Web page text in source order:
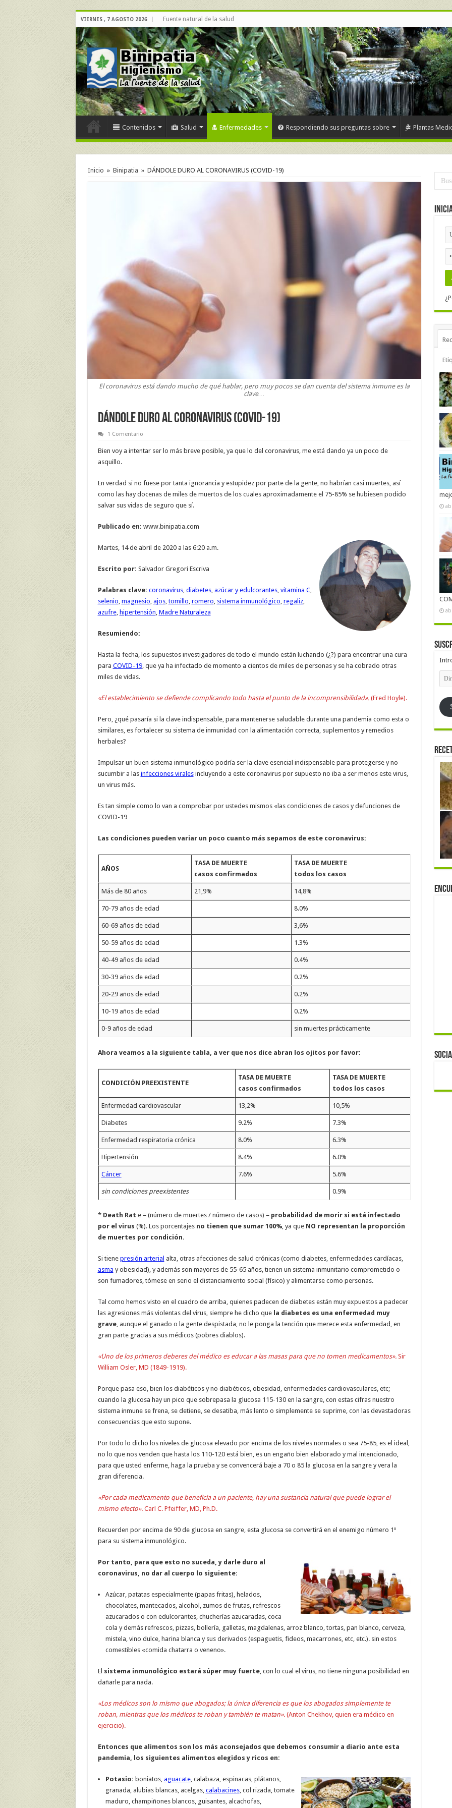
VIERNES , 7 AGOSTO 2026 Fuente natural de la salud
Contenidos Salud Enfermedades Respondiendo sus preguntas sobre Plantas
Inicio » Binipatia » DÁNDOLE DURO AL CORONAVIRUS (COVID-19)
El coronavirus está dando mucho de qué hablar, pero muy pocos se dan cuenta del sistema inmune es la
clave…
DÁNDOLE DURO AL CORONAVIRUS (COVID-19)
1 Comentario
Bien voy a intentar ser lo más breve posible, ya que lo del coronavirus, me está dando ya un poco de
asquillo.
En verdad si no fuese por tanta ignorancia y estupidez por parte de la gente, no habrían casi muertes, así
como las hay docenas de miles de muertos de los cuales aproximadamente el 75-85% se hubiesen podido
salvar sus vidas de seguro que sí.
Publicado en: www.binipatia.com
Martes, 14 de abril de 2020 a las 6:20 a.m.
Escrito por: Salvador Gregori Escriva
Palabras clave: coronavirus, diabetes, azúcar y edulcorantes, vitamina C,
selenio, magnesio, ajos,tomillo, romero, sistema inmunológico, regaliz,
azufre, hipertensión, Madre Naturaleza
Resumiendo:
Hasta la fecha, los supuestos investigadores de todo el mundo están luchando (¿?) para encontrar una cura
para COVID-19, que ya ha infectado de momento a cientos de miles de personas y se ha cobrado otras
miles de vidas.
«El establecimiento se defiende complicando todo hasta el punto de la incomprensibilidad».(Fred Hoyle).
Pero, ¿qué pasaría si la clave indispensable, para mantenerse saludable durante una pandemia como esta o
similares, es fortalecer su sistema de inmunidad con la alimentación correcta, suplementos y remedios
herbales?
Impulsar un buen sistema inmunológico podría ser la clave esencial indispensable para protegerse y no
sucumbir a las infecciones viralesincluyendo a este coronavirus por supuesto no iba a ser menos este virus,
un virus más.
Es tan simple como lo van a comprobar por ustedes mismos «las condiciones de casos y defunciones de
COVID-19
Las condiciones pueden variar un poco cuanto más sepamos de este coronavirus:
AÑOS
TASA DE MUERTE
casos confirmados
TASA DE MUERTE
todos los casos
Más de 80 años 21,9% 14,8%
70-79 años de edad 8.0%
60-69 años de edad 3,6%
50-59 años de edad 1.3%
40-49 años de edad 0.4%
30-39 años de edad 0.2%
20-29 años de edad 0.2%
10-19 años de edad 0.2%
0-9 años de edad sin muertes prácticamente
Ahora veamos a la siguiente tabla, a ver que nos dice abran los ojitos por favor:
CONDICIÓN PREEXISTENTE
TASA DE MUERTE
casos confirmados
TASA DE MUERTE
todos los casos
Enfermedad cardiovascular 13,2% 10,5%
Diabetes 9.2% 7.3%
Enfermedad respiratoria crónica 8.0% 6.3%
Hipertensión 8.4% 6.0%
Cáncer 7.6% 5.6%
sin condiciones preexistentes 0.9%
* Death Rat e = (número de muertes / número de casos) = probabilidad de morir si está infectado
por el virus (%). Los porcentajes no tienen que sumar 100%, ya que NO representan la proporción
de muertes por condición.
Si tiene presión arterial alta, otras afecciones de salud crónicas (como diabetes, enfermedades cardíacas,
asma y obesidad), y además son mayores de 55-65 años, tienen un sistema inmunitario comprometido o
son fumadores, tómese en serio el distanciamiento social (físico) y alimentarse como personas.
Tal como hemos visto en el cuadro de arriba, quienes padecen de diabetes están muy expuestos a padecer
las agresiones más violentas del virus, siempre he dicho que la diabetes es una enfermedad muy
grave, aunque el ganado o la gente despistada, no le ponga la tención que merece esta enfermedad, en
gran parte gracias a sus médicos (pobres diablos).
«Uno de los primeros deberes del médico es educar a las masas para que no tomen medicamentos».Sir
William Osler, MD (1849-1919).
Porque pasa eso, bien los diabéticos y no diabéticos, obesidad, enfermedades cardiovasculares, etc;
cuando la glucosa hay un pico que sobrepasa la glucosa 115-130 en la sangre, con estas cifras nuestro
sistema inmune se frena, se detiene, se desatiba, más lento o simplemente se suprime, con las devastadoras
consecuencias que esto supone.
Por todo lo dicho los niveles de glucosa elevado por encima de los niveles normales o sea 75-85, es el ideal,
no lo que nos venden que hasta los 110-120 está bien, es un engaño bien elaborado y mal intencionado,
para que usted enferme, haga la prueba y se convencerá baje a 70 o 85 la glucosa en la sangre y vera la
gran diferencia.
«Por cada medicamento que beneficia a un paciente, hay una sustancia natural que puede lograr el
mismo efecto».Carl C. Pfeiffer, MD, Ph.D.
Recuerden por encima de 90 de glucosa en sangre, esta glucosa se convertirá en el enemigo número 1º
para su sistema inmunológico.
Por tanto, para que esto no suceda, y darle duro al
coronavirus, no dar al cuerpo lo siguiente:
Azúcar, patatas especialmente (papas fritas), helados,
chocolates, mantecados, alcohol, zumos de frutas, refrescos
azucarados o con edulcorantes, chucherías azucaradas, coca
cola y demás refrescos, pizzas, bollería, galletas, magdalenas, arroz blanco, tortas, pan blanco, cerveza,
mistela, vino dulce, harina blanca y sus derivados (espaguetis, fideos, macarrones, etc, etc.). sin estos
comestibles «comida chatarra o veneno».
El sistema inmunológico estará súper muy fuerte, con lo cual el virus, no tiene ninguna posibilidad en
dañarle para nada.
«Los médicos son lo mismo que abogados; la única diferencia es que los abogados simplemente te
roban, mientras que los médicos te roban y también te matan».(Anton Chekhov, quien era médico en
ejercicio).
Entonces que alimentos son los más aconsejados que debemos consumir a diario ante esta
pandemia, los siguientes alimentos elegidos y ricos en:
Potasio: boniatos, aguacate, calabaza, espinacas, plátanos,
granada, alubias blancas, acelgas, calabacines, col rizada, tomate
maduro, champiñones blancos, guisantes, alcachofas,
de